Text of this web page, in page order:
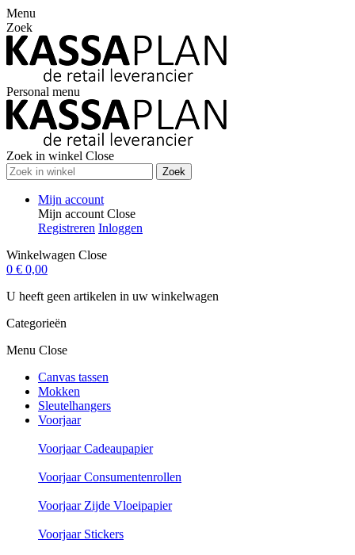
Menu
Zoek
Personal menu
Zoek in winkel Close
Zoek
Mijn account
Mijn account Close
Registreren Inloggen
Winkelwagen Close
0 € 0,00
U heeft geen artikelen in uw winkelwagen
Categorieën
Menu Close
Canvas tassen
Mokken
Sleutelhangers
Voorjaar
Voorjaar Cadeaupapier
Voorjaar Consumentenrollen
Voorjaar Zijde Vloeipapier
Voorjaar Stickers